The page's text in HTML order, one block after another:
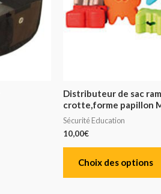
Distributeur de sac
crotte,forme papillon
Sécurité Education
10,00€
Choix des options